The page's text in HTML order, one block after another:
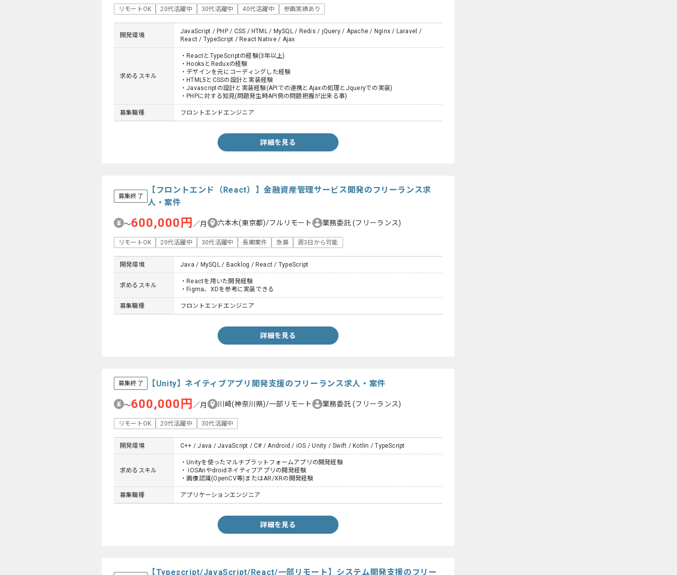
リモートOK 20代活躍中 30代活躍中 40代活躍中 参画実績あり
開発環境
JavaScript / PHP / CSS / HTML / MySQL / Redis / jQuery / Apache / Nginx / Laravel /
React / TypeScript / React Native / Ajax
求めるスキル
・ReactとTypeScriptの経験(3年以上)
・HooksとReduxの経験
・デザインを元にコーディングした経験
・HTML5とCSSの設計と実装経験
・Javascriptの設計と実装経験(APIでの連携とAjaxの処理とJqueryでの実装)
・PHPに対する知見(問題発生時API側の問題把握が出来る事)
募集職種 フロントエンドエンジニア
詳細を見る
募集終了
【フロントエンド（React）】金融資産管理サービス開発のフリーランス求
人・案件
〜600,000円 ／月 六本木(東京都)/フルリモート 業務委託(フリーランス)
リモートOK 20代活躍中 30代活躍中 長期案件 急募 週3日から可能
開発環境 Java / MySQL / Backlog / React / TypeScript
求めるスキル
・Reactを用いた開発経験
・Figma、XDを参考に実装できる
募集職種 フロントエンドエンジニア
詳細を見る
募集終了 【Unity】ネイティブアプリ開発支援のフリーランス求人・案件
〜600,000円 ／月 川崎(神奈川県)/一部リモート 業務委託(フリーランス)
リモートOK 20代活躍中 30代活躍中
開発環境 C++ / Java / JavaScript / C# / Android / iOS / Unity / Swift / Kotlin / TypeScript
求めるスキル
・Unityを使ったマルチプラットフォームアプリの開発経験
・ iOSAnやdroidネイティブアプリの開発経験
・画像認識(OpenCV等)またはAR/XRの開発経験
募集職種 アプリケーションエンジニア
詳細を見る
【Typescript/JavaScript/React/一部リモート】システム開発支援のフリー